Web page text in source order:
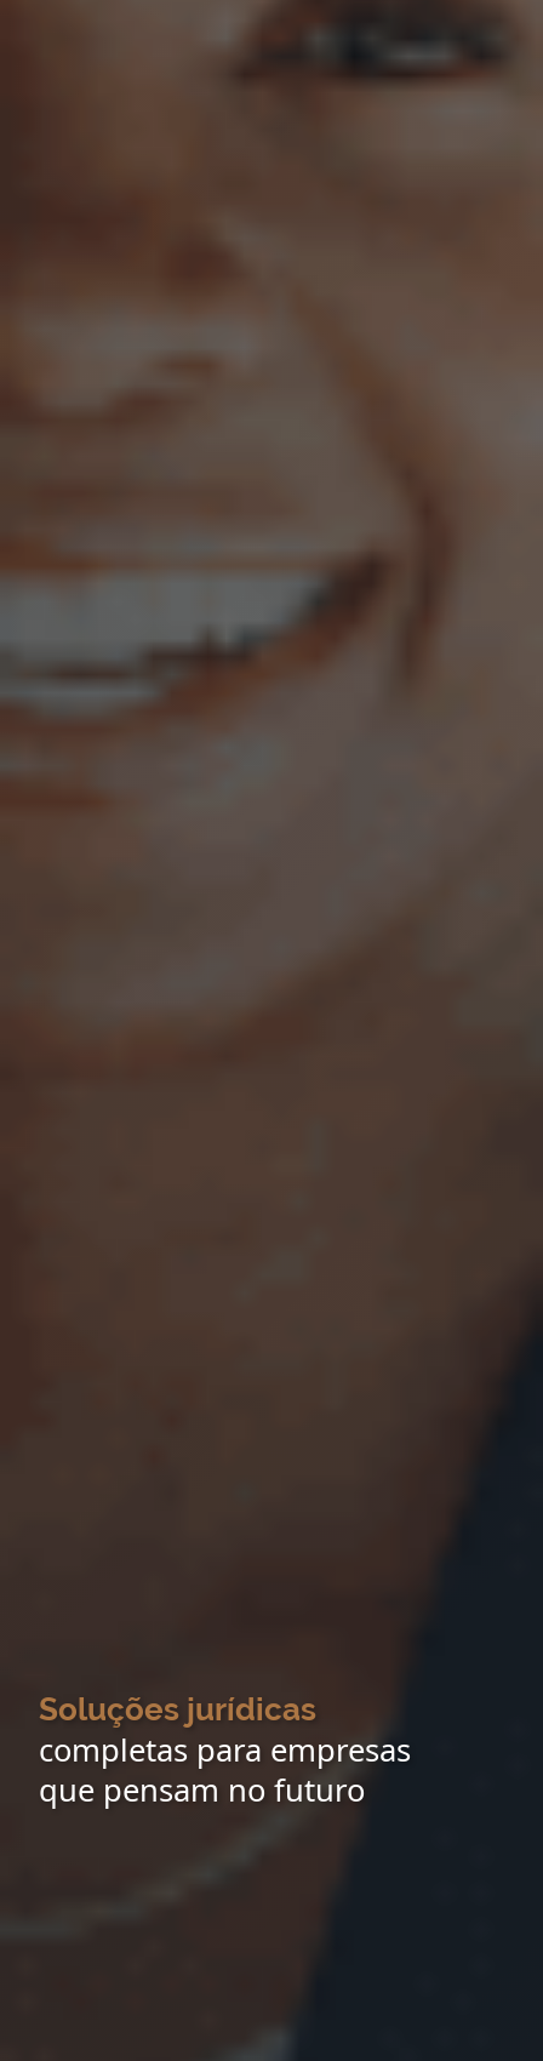
Soluções jurídicas
completas para empresas
que pensam no futuro